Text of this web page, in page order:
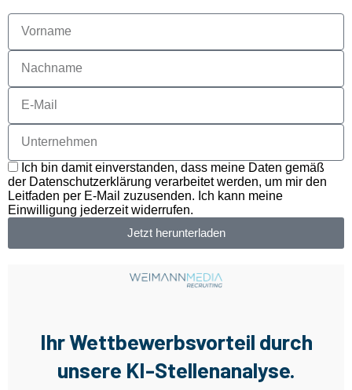
Ich bin damit einverstanden, dass meine Daten gemäß
der Datenschutzerklärung verarbeitet werden, um mir den
Leitfaden per E-Mail zuzusenden. Ich kann meine
Einwilligung jederzeit widerrufen.
Jetzt herunterladen